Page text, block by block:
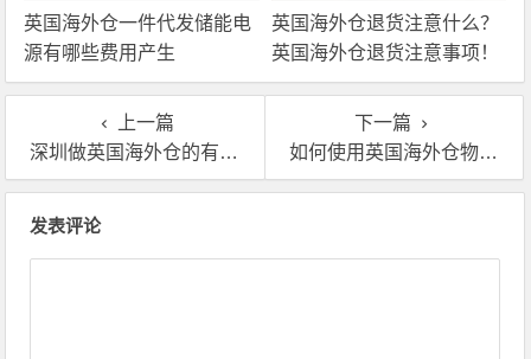
英国海外仓一件代发储能电
源有哪些费用产生
英国海外仓退货注意什么？
英国海外仓退货注意事项！
上一篇
深圳做英国海外仓的有哪些公司？英国靠谱的海外仓哪里找？
下一篇
如何使用英国海外仓物流轻松扩大跨境电商业务
发表评论